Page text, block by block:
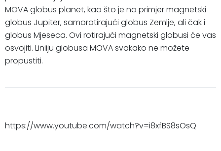
MOVA globus planet, kao što je na primjer magnetski
globus Jupiter, samorotirajući globus Zemlje, ali čak i
globus Mjeseca. Ovi rotirajući magnetski globusi će vas
osvojiti. Liniiju globusa MOVA svakako ne možete
propustiti.
https://www.youtube.com/watch?v=i8xfBS8sOsQ